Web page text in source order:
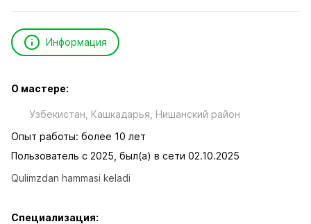
Информация
О мастере:
Узбекистан, Кашкадарья, Нишанский район
Опыт работы: более 10 лет
Пользователь с 2025, был(а) в сети 02.10.2025
Qulimzdan hammasi keladi
Специализация: